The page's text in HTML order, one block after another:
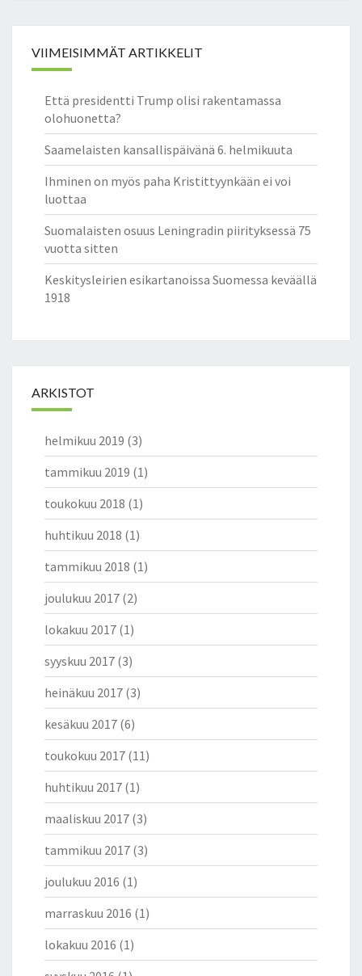
VIIMEISIMMÄT ARTIKKELIT
Että presidentti Trump olisi rakentamassa
olohuonetta?
Saamelaisten kansallispäivänä 6. helmikuuta
Ihminen on myös paha Kristittyynkään ei voi
luottaa
Suomalaisten osuus Leningradin piirityksessä 75
vuotta sitten
Keskitysleirien esikartanoissa Suomessa keväällä
1918
ARKISTOT
helmikuu 2019 (3)
tammikuu 2019 (1)
toukokuu 2018 (1)
huhtikuu 2018 (1)
tammikuu 2018 (1)
joulukuu 2017 (2)
lokakuu 2017 (1)
syyskuu 2017 (3)
heinäkuu 2017 (3)
kesäkuu 2017 (6)
toukokuu 2017 (11)
huhtikuu 2017 (1)
maaliskuu 2017 (3)
tammikuu 2017 (3)
joulukuu 2016 (1)
marraskuu 2016 (1)
lokakuu 2016 (1)